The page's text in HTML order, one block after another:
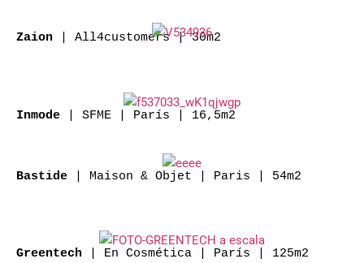
Zaion | All4customers | 30m2
Inmode | SFME | París | 16,5m2
Bastide | Maison & Objet | Paris | 54m2
Greentech | En Cosmética | París | 125m2